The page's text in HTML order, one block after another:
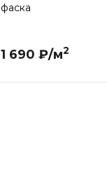
фаска
1 690 ₽/м2